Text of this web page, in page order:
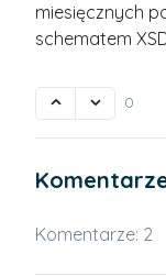
miesięcznych
schematem
0
Komentarze: 2